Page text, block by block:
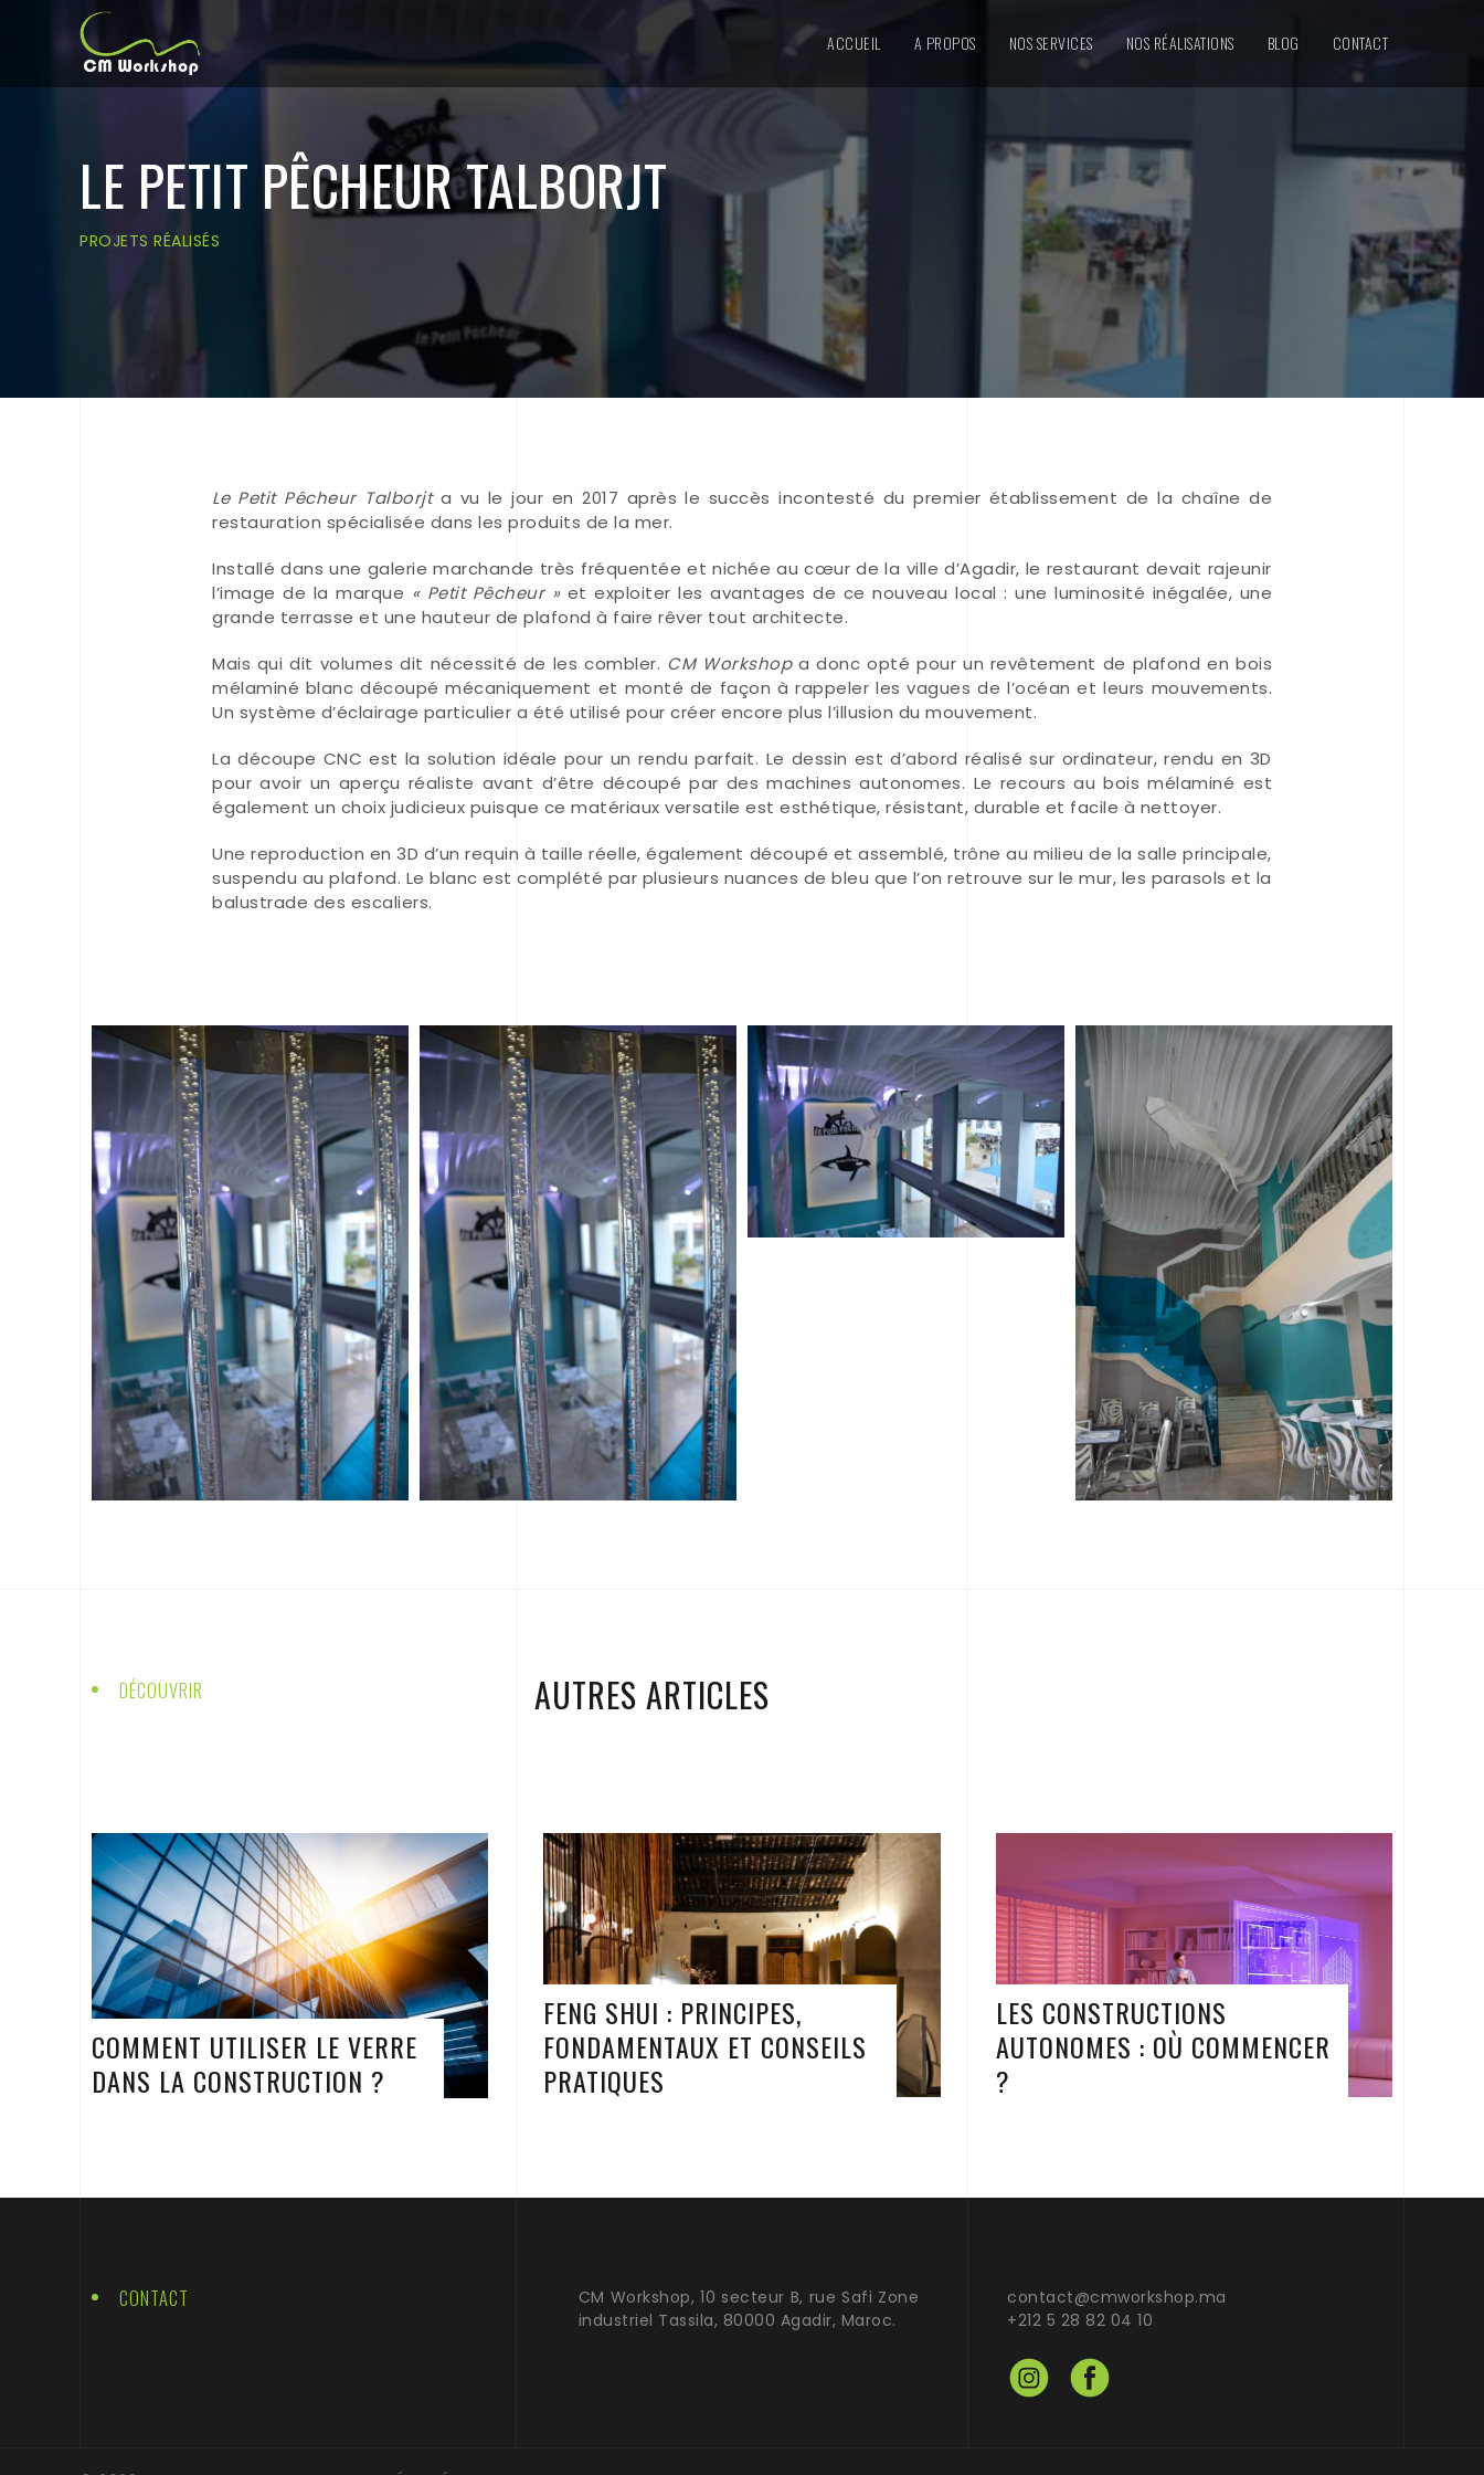
ACCUEIL A PROPOS NOS SERVICES NOS RÉALISATIONS BLOG CONTACT
LE PETIT PÊCHEUR TALBORJT
PROJETS RÉALISÉS
Le Petit Pêcheur Talborjta vu le jour en 2017 après le succès incontesté du premier établissement de la chaîne de
restauration spécialisée dans les produits de la mer.
Installé dans une galerie marchande très fréquentée et nichée au cœur de la ville d’Agadir, le restaurant devait rajeunir
l’image de la marque « Petit Pêcheur »et exploiter les avantages de ce nouveau local : une luminosité inégalée, une
grande terrasse et une hauteur de plafond à faire rêver tout architecte.
Mais qui dit volumes dit nécessité de les combler. CM Workshopa donc opté pour un revêtement de plafond en bois
mélaminé blanc découpé mécaniquement et monté de façon à rappeler les vagues de l’océan et leurs mouvements.
Un système d’éclairage particulier a été utilisé pour créer encore plus l’illusion du mouvement.
La découpe CNC est la solution idéale pour un rendu parfait. Le dessin est d’abord réalisé sur ordinateur, rendu en 3D
pour avoir un aperçu réaliste avant d’être découpé par des machines autonomes. Le recours au bois mélaminé est
également un choix judicieux puisque ce matériaux versatile est esthétique, résistant, durable et facile à nettoyer.
Une reproduction en 3D d’un requin à taille réelle, également découpé et assemblé, trône au milieu de la salle principale,
suspendu au plafond. Le blanc est complété par plusieurs nuances de bleu que l’on retrouve sur le mur, les parasols et la
balustrade des escaliers.
DÉCOUVRIR AUTRES ARTICLES
COMMENT UTILISER LE VERRE
DANS LA CONSTRUCTION ?
FENG SHUI : PRINCIPES,
FONDAMENTAUX ET CONSEILS
PRATIQUES
LES CONSTRUCTIONS
AUTONOMES : OÙ COMMENCER
?
CONTACT
CM Workshop, 10 secteur B, rue Safi Zone
industriel Tassila, 80000 Agadir, Maroc.
contact@cmworkshop.ma
+212 5 28 82 04 10